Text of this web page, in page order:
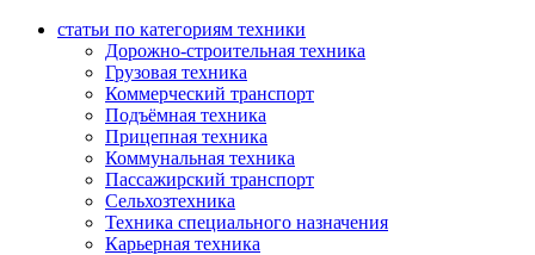
статьи по категориям техники
Дорожно-строительная техника
Грузовая техника
Коммерческий транспорт
Подъёмная техника
Прицепная техника
Коммунальная техника
Пассажирский транспорт
Сельхозтехника
Техника специального назначения
Карьерная техника